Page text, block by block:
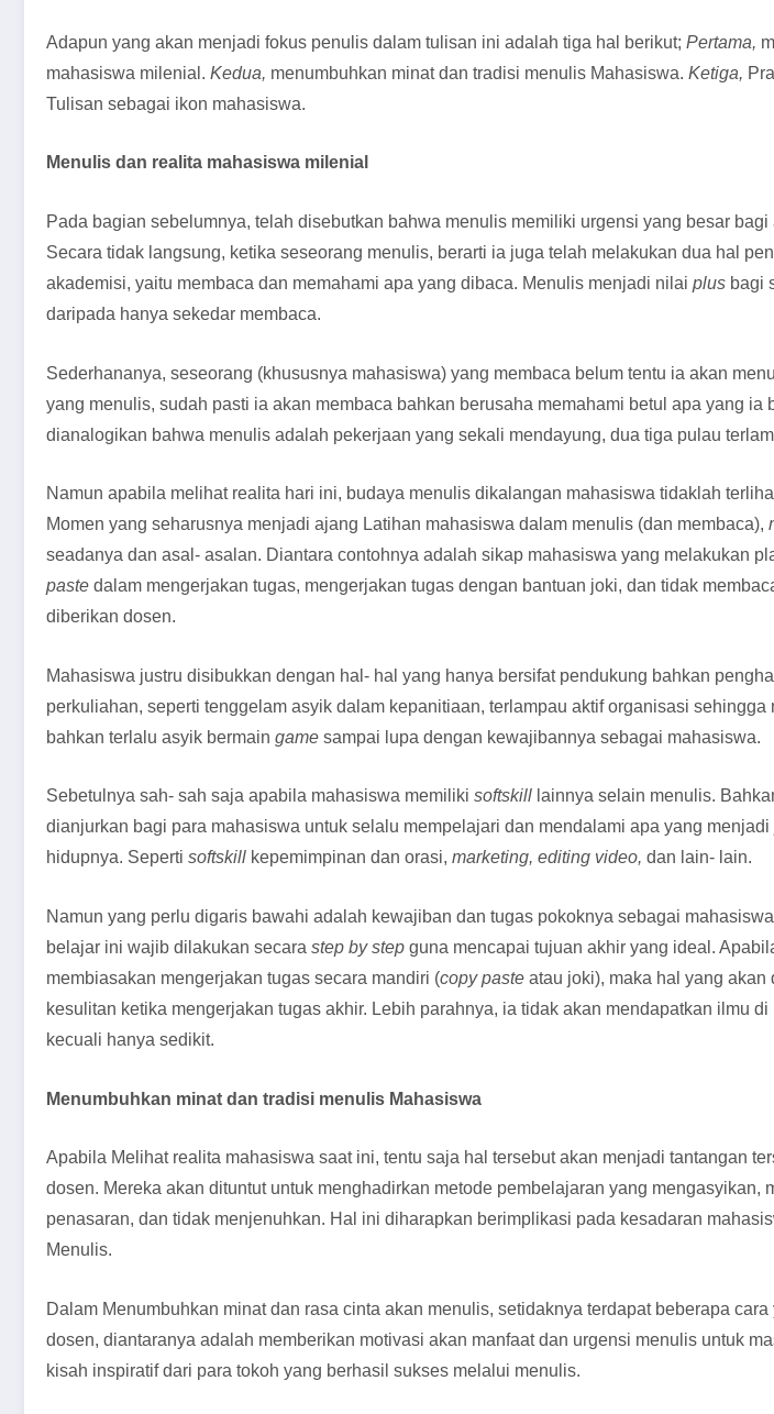
Adapun yang akan menjadi fokus penulis dalam tulisan ini adalah tiga hal berikut; Pertama,
mahasiswa milenial. Kedua, menumbuhkan minat dan tradisi menulis Mahasiswa. Ketiga,
Tulisan sebagai ikon mahasiswa.
Menulis dan realita mahasiswa milenial
Pada bagian sebelumnya, telah disebutkan bahwa menulis memiliki urgensi yang besar bagi
Secara tidak langsung, ketika seseorang menulis, berarti ia juga telah melakukan dua hal
akademisi, yaitu membaca dan memahami apa yang dibaca. Menulis menjadi nilai plus bagi
daripada hanya sekedar membaca.
Sederhananya, seseorang (khususnya mahasiswa) yang membaca belum tentu ia akan
yang menulis, sudah pasti ia akan membaca bahkan berusaha memahami betul apa yang ia
dianalogikan bahwa menulis adalah pekerjaan yang sekali mendayung, dua tiga pulau
Namun apabila melihat realita hari ini, budaya menulis dikalangan mahasiswa tidaklah
Momen yang seharusnya menjadi ajang Latihan mahasiswa dalam menulis (dan membaca),
seadanya dan asal- asalan. Diantara contohnya adalah sikap mahasiswa yang melakukan
paste dalam mengerjakan tugas, mengerjakan tugas dengan bantuan joki, dan tidak
diberikan dosen.
Mahasiswa justru disibukkan dengan hal- hal yang hanya bersifat pendukung bahkan
perkuliahan, seperti tenggelam asyik dalam kepanitiaan, terlampau aktif organisasi sehingga
bahkan terlalu asyik bermain game sampai lupa dengan kewajibannya sebagai mahasiswa.
Sebetulnya sah- sah saja apabila mahasiswa memiliki softskill lainnya selain menulis.
dianjurkan bagi para mahasiswa untuk selalu mempelajari dan mendalami apa yang menjadi
hidupnya. Seperti softskill kepemimpinan dan orasi, marketing, editing video, dan lain- lain.
Namun yang perlu digaris bawahi adalah kewajiban dan tugas pokoknya sebagai
belajar ini wajib dilakukan secara step by step guna mencapai tujuan akhir yang ideal.
membiasakan mengerjakan tugas secara mandiri (copy paste atau joki), maka hal yang akan
kesulitan ketika mengerjakan tugas akhir. Lebih parahnya, ia tidak akan mendapatkan ilmu
kecuali hanya sedikit.
Menumbuhkan minat dan tradisi menulis Mahasiswa
Apabila Melihat realita mahasiswa saat ini, tentu saja hal tersebut akan menjadi tantangan
dosen. Mereka akan dituntut untuk menghadirkan metode pembelajaran yang mengasyikan,
penasaran, dan tidak menjenuhkan. Hal ini diharapkan berimplikasi pada kesadaran
Menulis.
Dalam Menumbuhkan minat dan rasa cinta akan menulis, setidaknya terdapat beberapa
dosen, diantaranya adalah memberikan motivasi akan manfaat dan urgensi menulis untuk
kisah inspiratif dari para tokoh yang berhasil sukses melalui menulis.